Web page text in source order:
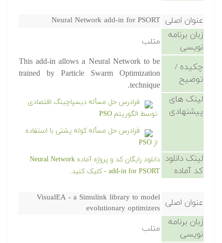
عنوان اصلی Neural Network add-in for PSORT
زبان برنامه
نویسی
متلب
چکیده /
توضیح
This add-in allows a Neural Network to be
trained by Particle Swarm Optimization
technique.
لینک های
پیشنهادی
فرادرس حل مسأله دیسپاچینگ اقتصادی
توسط الگوریتم PSO
فرادرس حل مسأله کوله پشتی با استفاده
از PSO
لینک دانلود
کد آماده
دانلود رایگان کد و پروژه آماده Neural Network
add-in for PSORT - کلیک کنید.
عنوان اصلی VisualEA - a Simulink library to model
evolutionary optimizers
زبان برنامه
نویسی
متلب